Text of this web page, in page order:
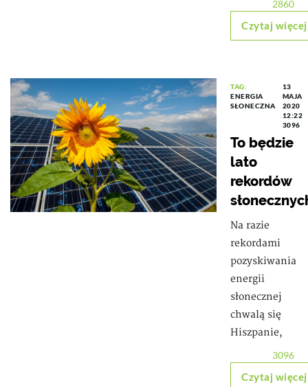
2860
Czytaj więcej
TAG:
ENERGIA
SŁONECZNA
13
MAJA
2020
12:22
3096
To będzie
lato
rekordów
Na razie
rekordami
pozyskiwania
energii
słonecznej
chwalą się
Hiszpanie,
3096
Czytaj więcej